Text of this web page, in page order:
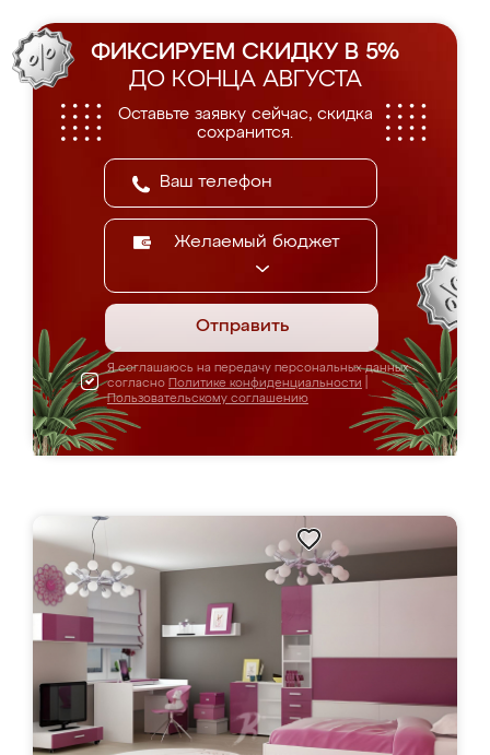
ФИКСИРУЕМ СКИДКУ В 5%
ДО КОНЦА АВГУСТА
Оставьте заявку сейчас, скидка
сохранится.
Желаемый бюджет
Отправить
Я соглашаюсь на передачу персональных данных
согласно Политике конфиденциальности
Пользовательскому соглашению